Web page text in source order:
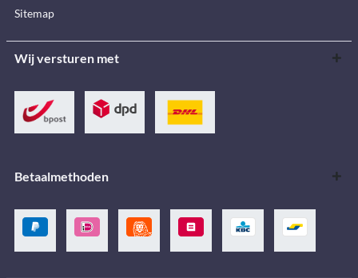
Sitemap
Wij versturen met
Betaalmethoden